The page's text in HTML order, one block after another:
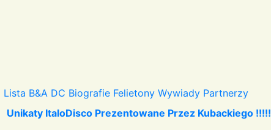
Lista B&A DC Biografie Felietony Wywiady Partnerzy
Unikaty ItaloDisco Prezentowane Przez Kubackiego !!!!!